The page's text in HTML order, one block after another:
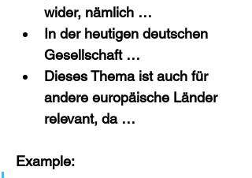
wider, nämlich …
In der heutigen deutschen
Gesellschaft …
Dieses Thema ist auch für
andere europäische Länder
relevant, da …
Example: